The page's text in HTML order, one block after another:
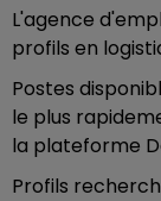
L'agence
profils en
Postes
le plus
la plateforme
Profils